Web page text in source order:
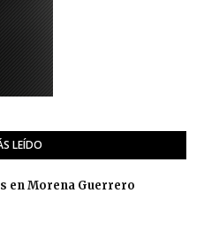
LEÍDO
en Morena Guerrero